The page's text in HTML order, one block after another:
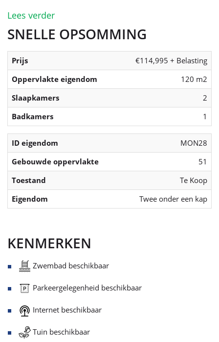
Lees verder
SNELLE OPSOMMING
Prijs
€114,995 + Belasting
Oppervlakte eigendom
120 m2
Slaapkamers
2
Badkamers
1
ID eigendom
MON28
Gebouwde oppervlakte
51
Toestand
Te Koop
Eigendom
Twee onder een kap
KENMERKEN
Zwembad beschikbaar
Parkeergelegenheid beschikbaar
Internet beschikbaar
Tuin beschikbaar